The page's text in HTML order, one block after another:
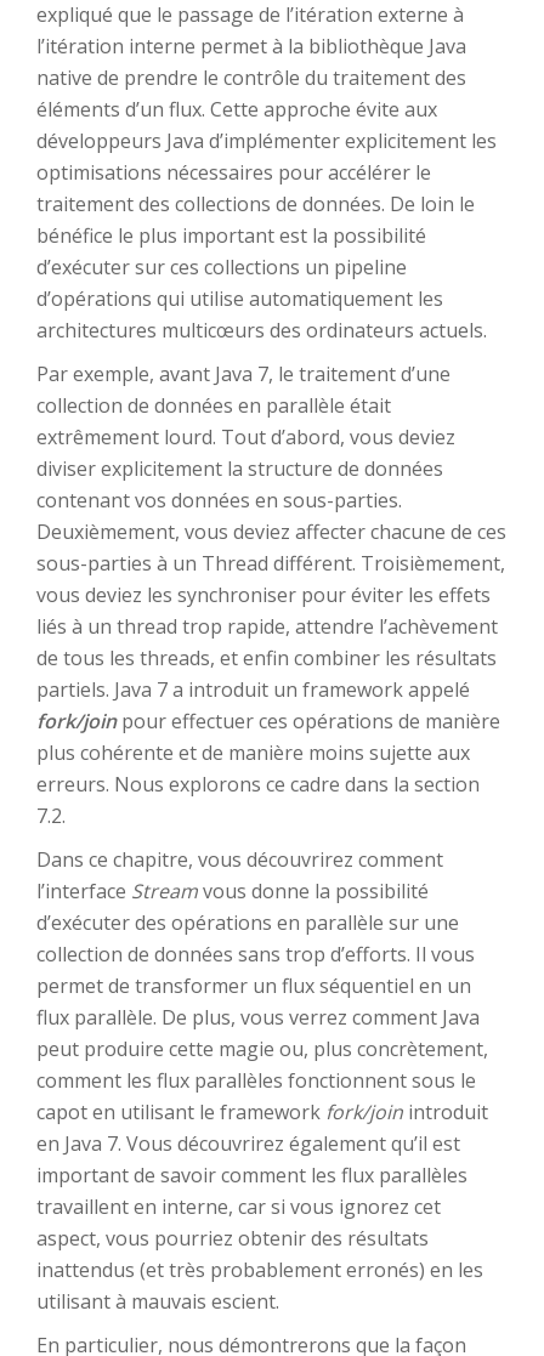
expliqué que le passage de l’itération externe à
l’itération interne permet à la bibliothèque Java
native de prendre le contrôle du traitement des
éléments d’un flux. Cette approche évite aux
développeurs Java d’implémenter explicitement les
optimisations nécessaires pour accélérer le
traitement des collections de données. De loin le
bénéfice le plus important est la possibilité
d’exécuter sur ces collections un pipeline
d’opérations qui utilise automatiquement les
architectures multicœurs des ordinateurs actuels.
Par exemple, avant Java 7, le traitement d’une
collection de données en parallèle était
extrêmement lourd. Tout d’abord, vous deviez
diviser explicitement la structure de données
contenant vos données en sous-parties.
Deuxièmement, vous deviez affecter chacune de ces
sous-parties à un Thread différent. Troisièmement,
vous deviez les synchroniser pour éviter les effets
liés à un thread trop rapide, attendre l’achèvement
de tous les threads, et enfin combiner les résultats
partiels. Java 7 a introduit un framework appelé
fork/joinpour effectuer ces opérations de manière
plus cohérente et de manière moins sujette aux
erreurs. Nous explorons ce cadre dans la section
7.2.
Dans ce chapitre, vous découvrirez comment
l’interface Streamvous donne la possibilité
d’exécuter des opérations en parallèle sur une
collection de données sans trop d’efforts. Il vous
permet de transformer un flux séquentiel en un
flux parallèle. De plus, vous verrez comment Java
peut produire cette magie ou, plus concrètement,
comment les flux parallèles fonctionnent sous le
capot en utilisant le framework fork/join introduit
en Java 7. Vous découvrirez également qu’il est
important de savoir comment les flux parallèles
travaillent en interne, car si vous ignorez cet
aspect, vous pourriez obtenir des résultats
inattendus (et très probablement erronés) en les
utilisant à mauvais escient.
En particulier, nous démontrerons que la façon